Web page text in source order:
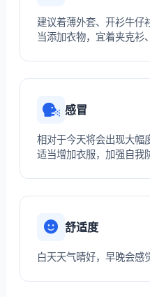
建议着薄外套、开衫牛仔
当添加衣物，宜着夹克衫
感冒
相对于今天将会出现大幅
适当增加衣服，加强自我
舒适度
白天天气晴好，早晚会感